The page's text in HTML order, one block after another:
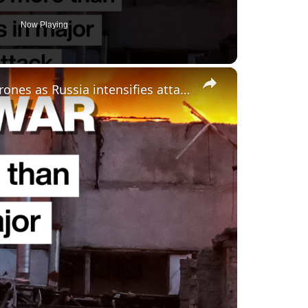
Now Playing
×
Ukrainian cities targeted by hundreds of drones as Russia intensifies attacks